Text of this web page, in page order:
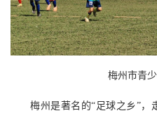
梅州市青
梅州是著名的“足球之乡”，